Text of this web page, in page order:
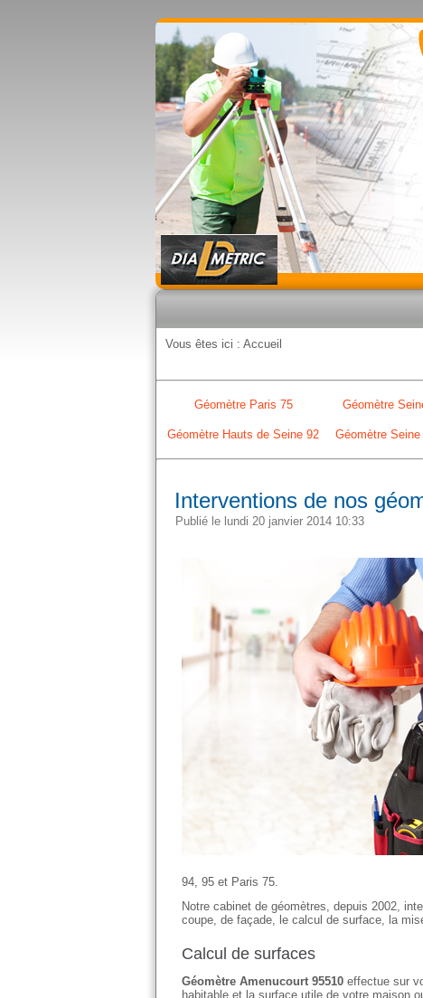
Vous êtes ici : Accueil
Géomètre Paris 75 Géomètre
Géomètre Hauts de Seine 92 Géomètre
Interventions de nos
Publié le lundi 20 janvier 2014 10:33
94, 95 et Paris 75.
Notre cabinet de géomètres, depuis 2002,
coupe, de façade, le calcul de surface, la
Calcul de surfaces
Géomètre Amenucourt 95510 effectue sur
habitable et la surface utile de votre maison